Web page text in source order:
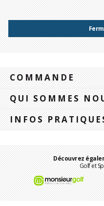
COMMANDE
QUI SOMMES
INFOS
Découvrez
Golf et